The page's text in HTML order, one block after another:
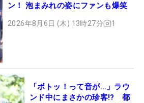
ン！ 泡まみれの姿にファンも爆笑
2026年8月6日 (木) 13時27分 1
「ボトッ！って音が…」ラウ
ンド中にまさかの珍客!? 都